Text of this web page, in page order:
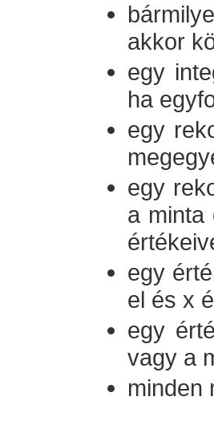
akkor
egy
ha
egy
egy
a minta
egy
el és x
egy
vagy a
minden